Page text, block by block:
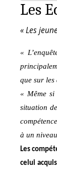
Les
« Les
«
que sur les
« Même si
situation
à un
Les
celui